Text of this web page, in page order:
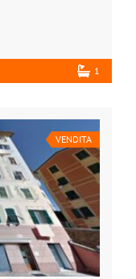
1
VENDITA